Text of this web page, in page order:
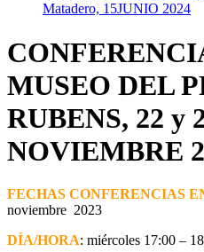
Matadero, 15JUNIO 2024
MUSEO DEL
RUBENS, 22 y
NOVIEMBRE
FECHAS CONFERENCIAS
noviembre 2023
DÍA/HORA: miércoles 17:00 –